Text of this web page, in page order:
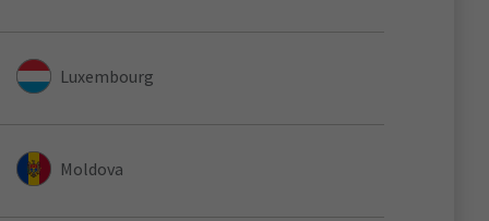
Luxembourg
Moldova